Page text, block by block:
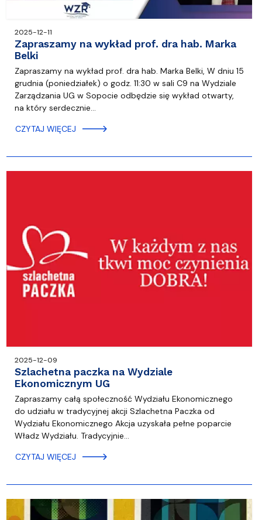
2025-12-11
Zapraszamy na wykład prof. dra hab. Marka
Belki
Zapraszamy na wykład prof. dra hab. Marka Belki, W dniu 15
grudnia (poniedziałek) o godz. 11:30 w sali C9 na Wydziale
Zarządzania UG w Sopocie odbędzie się wykład otwarty,
na który serdecznie…
CZYTAJ WIĘCEJ
2025-12-09
Szlachetna paczka na Wydziale
Ekonomicznym UG
Zapraszamy całą społeczność Wydziału Ekonomicznego
do udziału w tradycyjnej akcji Szlachetna Paczka od
Wydziału Ekonomicznego Akcja uzyskała pełne poparcie
Władz Wydziału. Tradycyjnie…
CZYTAJ WIĘCEJ